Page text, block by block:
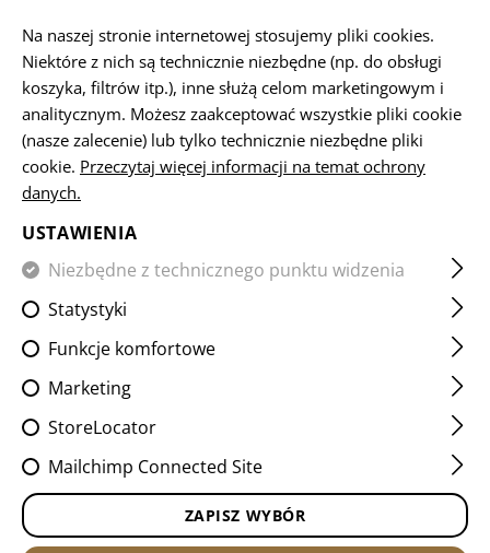
STRONA GŁÓWNA ODZIEŻ PANTS BASELAYER PANTS
MERINO SEAMLESS BOXER
Na naszej stronie internetowej stosujemy pliki cookies.
Niektóre z nich są technicznie niezbędne (np. do obsługi
koszyka, filtrów itp.), inne służą celom marketingowym i
analitycznym. Możesz zaakceptować wszystkie pliki cookie
(nasze zalecenie) lub tylko technicznie niezbędne pliki
cookie. Przeczytaj więcej informacji na temat ochrony
danych.
USTAWIENIA
Niezbędne z technicznego punktu widzenia
Statystyki
Funkcje komfortowe
Marketing
StoreLocator
Mailchimp Connected Site
ZAPISZ WYBÓR